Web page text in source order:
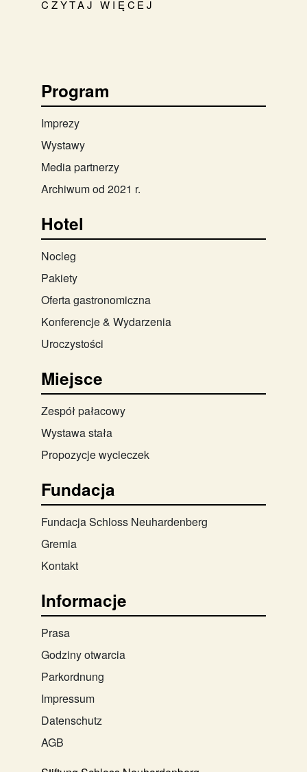
CZYTAJ WIĘCEJ
Program
Imprezy
Wystawy
Media partnerzy
Archiwum od 2021 r.
Hotel
Nocleg
Pakiety
Oferta gastronomiczna
Konferencje & Wydarzenia
Uroczystości
Miejsce
Zespół pałacowy
Wystawa stała
Propozycje wycieczek
Fundacja
Fundacja Schloss Neuhardenberg
Gremia
Kontakt
Informacje
Prasa
Godziny otwarcia
Parkordnung
Impressum
Datenschutz
AGB